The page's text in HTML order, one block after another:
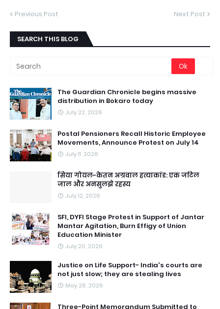
Previous Post Next Post
SEARCH THIS BLOG
The Guardian Chronicle begins massive
distribution in Bokaro today
July 22, 2026
Postal Pensioners Recall Historic Employee
Movements, Announce Protest on July 14
July 11, 2026
सिया गोयल-केतन अग्रवाल हत्याकांड: एक जटिल
जाल और अनसुलझे रहस्य
July 12, 2026
SFI, DYFI Stage Protest in Support of Jantar
Mantar Agitation, Burn Effigy of Union
Education Minister
July 20, 2026
Justice on Life Support- India's courts are
not just slow; they are stealing lives
May 26, 2026
Three-Point Memorandum Submitted to